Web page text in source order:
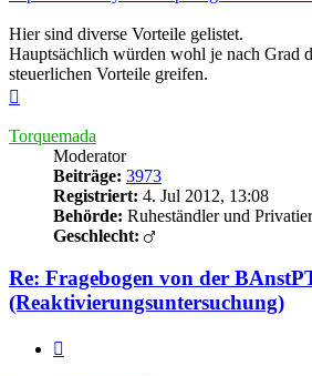
Hier sind diverse Vorteile gelistet.
Hauptsächlich würden wohl je nach Grad
steuerlichen Vorteile greifen.
Torquemada
Moderator
Beiträge: 3973
Registriert: 4. Jul 2012, 13:08
Behörde: Ruheständler und Privatier
Geschlecht:
Re: Fragebogen von der
(Reaktivierungsuntersuchung)